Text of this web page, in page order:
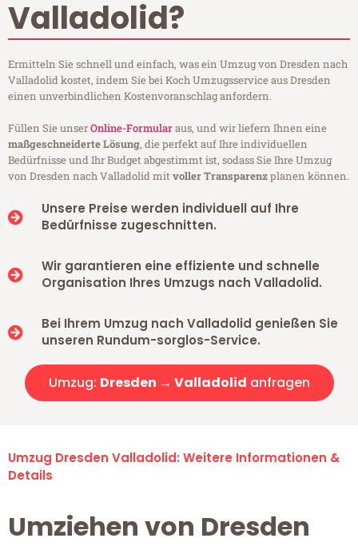
Valladolid?
Ermitteln Sie schnell und einfach, was ein Umzug von Dresden nach
Valladolid kostet, indem Sie bei Koch Umzugsservice aus Dresden
einen unverbindlichen Kostenvoranschlag anfordern.
Füllen Sie unserOnline-Formularaus, und wir liefern Ihnen eine
maßgeschneiderte Lösung, die perfekt auf Ihre individuellen
Bedürfnisse und Ihr Budget abgestimmt ist, sodass Sie Ihre Umzug
von Dresden nach Valladolid mitvoller Transparenzplanen können.
Unsere Preise werden individuell auf Ihre
Bedürfnisse zugeschnitten.
Wir garantieren eine effiziente und schnelle
Organisation Ihres Umzugs nach Valladolid.
Bei Ihrem Umzug nach Valladolid genießen Sie
unseren Rundum-sorglos-Service.
Umzug: Dresden → Valladolid anfragen
Umzug Dresden Valladolid: Weitere Informationen &
Details
Umziehen von Dresden